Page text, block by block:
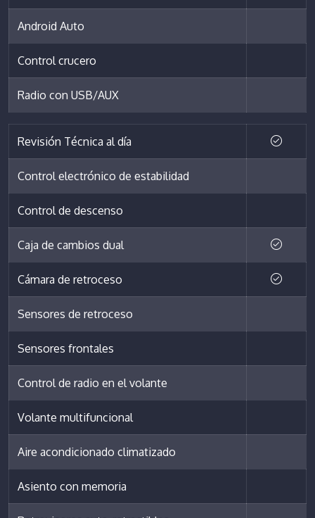
Android Auto
Control crucero
Radio con USB/AUX
Revisión Técnica al día
Control electrónico de estabilidad
Control de descenso
Caja de cambios dual
Cámara de retroceso
Sensores de retroceso
Sensores frontales
Control de radio en el volante
Volante multifuncional
Aire acondicionado climatizado
Asiento con memoria